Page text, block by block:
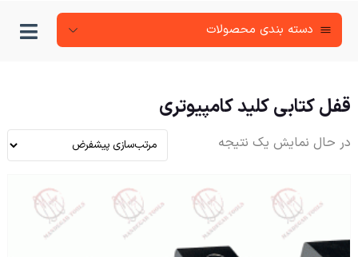
دسته‌ بندی محصولات
قفل کتابی کلید کامپیوتری
در حال نمایش یک نتیجه